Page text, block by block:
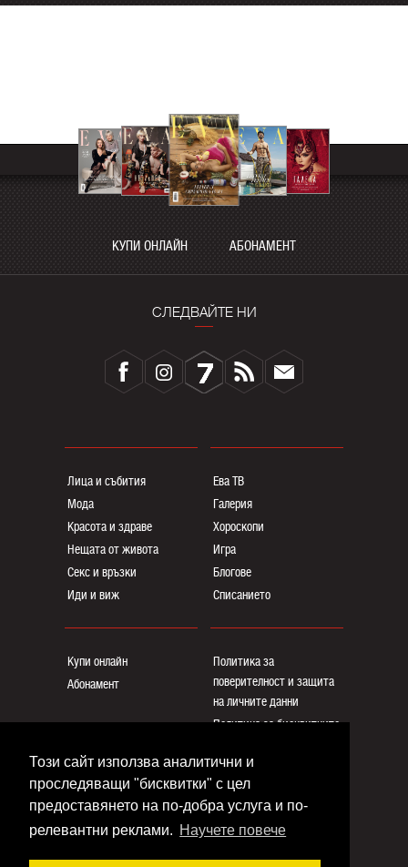
Този сайт използва аналитични и
проследяващи "бисквитки" с цел
предоставянето на по-добра услуга и по-
релевантни реклами. Научете повече
КУПИ ОНЛАЙН АБОНАМЕНТ
СЛЕДВАЙТЕ НИ
Лица и събития
Мода
Красота и здраве
Нещата от живота
Секс и връзки
Иди и виж
Ева ТВ
Галерия
Хороскопи
Игра
Блогoве
Списанието
Купи онлайн
Абонамент
Политика за
поверителност и защита
на личните данни
Политика за бисквитките
Общи условия
Контакти